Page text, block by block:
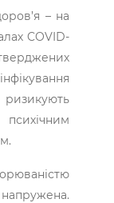
– на
COVID-